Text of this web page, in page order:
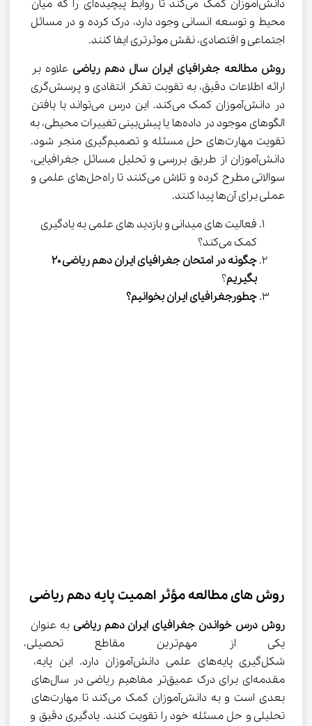
دانش‌آموزان کمک می‌کند تا روابط پیچیده‌ای را که میان
محیط و توسعه انسانی وجود دارد، درک کرده و در مسائل
اجتماعی و اقتصادی، نقش موثرتری ایفا کنند.
روش مطالعه جغرافیای ایران سال دهم ریاضی علاوه بر
ارائه اطلاعات دقیق، به تقویت تفکر انتقادی و پرسش‌گری
در دانش‌آموزان کمک می‌کند. این درس می‌تواند با یافتن
الگوهای موجود در داده‌ها یا پیش‌بینی تغییرات محیطی، به
تقویت مهارت‌های حل مسئله و تصمیم‌گیری منجر شود.
دانش‌آموزان از طریق بررسی و تحلیل مسائل جغرافیایی،
سوالاتی مطرح کرده و تلاش می‌کنند تا راه‌حل‌های علمی و
عملی برای آن‌ها پیدا کنند.
فعالیت ‌های میدانی و بازدید های علمی به یادگیری
کمک می‌کند؟
بگیریم؟
چطورجغرافیای ایران بخوانیم؟
روش های مطالعه مؤثر اهمیت پایه دهم ریاضی
روش درس خواندن جغرافیای ایران دهم ریاضی به عنوان
یکی از مهم‌ترین مقاطع
شکل‌گیری پایه‌های علمی دانش‌آموزان دارد. این پایه،
مقدمه‌ای برای درک عمیق‌تر مفاهیم ریاضی در سال‌های
بعدی است و به دانش‌آموزان کمک می‌کند تا مهارت‌های
تحلیلی و حل مسئله خود را تقویت کنند. یادگیری دقیق و